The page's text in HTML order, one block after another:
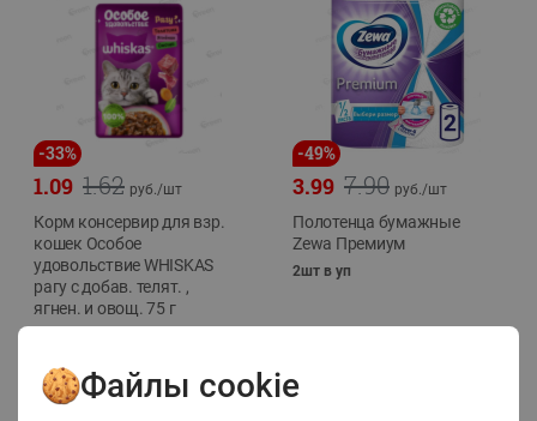
-33%
1.62
1.09 руб./шт
Корм консервир для взр.
кошек Особое
удовольствие WHISKAS
рагу с добав. телят. ,
ягнен. и овощ. 75 г
-49%
7.90
3.99 руб./шт
Полотенца бумажные
Zewa Премиум
2шт в уп
Файлы cookie